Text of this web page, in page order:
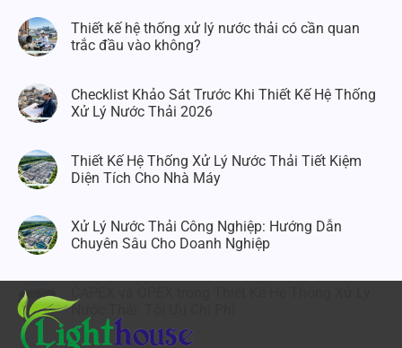
Thiết kế hệ thống xử lý nước thải có cần quan
trắc đầu vào không?
Checklist Khảo Sát Trước Khi Thiết Kế Hệ Thống
Xử Lý Nước Thải 2026
Thiết Kế Hệ Thống Xử Lý Nước Thải Tiết Kiệm
Diện Tích Cho Nhà Máy
Xử Lý Nước Thải Công Nghiệp: Hướng Dẫn
Chuyên Sâu Cho Doanh Nghiệp
Nước Thải: Tối Ưu Chi Phí